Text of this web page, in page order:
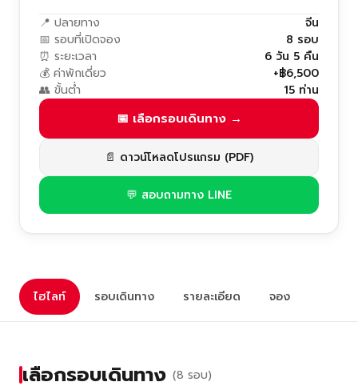
📍 ปลายทาง
จีน
📅 รอบที่เปิดจอง
8 รอบ
⏰ ระยะเวลา
6 วัน 5 คืน
💰 ค่าพักเดี่ยว
+฿6,500
👥 ขั้นต่ำ
15 ท่าน
📅 เลือกรอบเดินทาง →
📄 ดาวน์โหลดโปรแกรม (PDF)
💬 สอบถามทาง LINE
ไฮไลท์ รอบเดินทาง รายละเอียด จอง
เลือกรอบเดินทาง (8 รอบ)